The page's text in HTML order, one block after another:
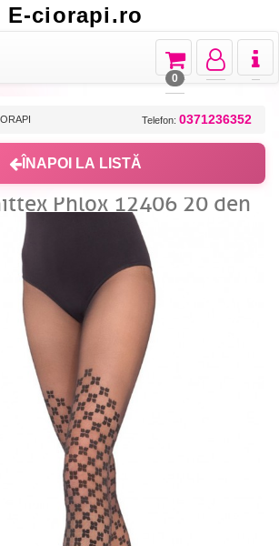
E-ciorapi.ro
Toggle
Toggle
navigation
Toggle
navigation
0
Telefon: 0371236352
ÎNAPOI LA LISTĂ
Phlox 12406 20 den